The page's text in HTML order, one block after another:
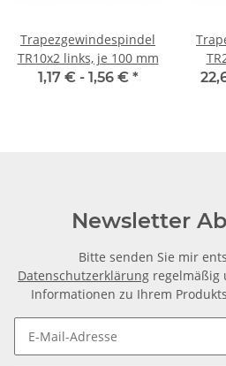
Trapezgewindespindel
TR10x2 links, je 100 mm
1,17 € - 1,56 € *
Newsletter
Bitte senden Sie mir
Datenschutzerklärung regelmäßig
Informationen zu Ihrem